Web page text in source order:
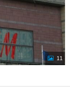
11